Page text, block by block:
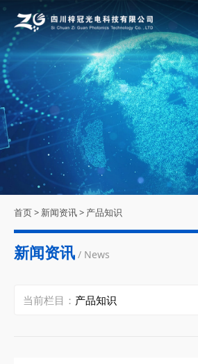
首页> 新闻资讯> 产品知识
新闻资讯 / News
当前栏目：